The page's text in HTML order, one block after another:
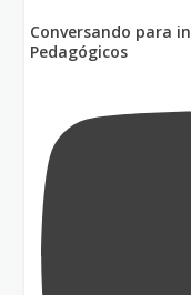
Conversando para
Pedagógicos